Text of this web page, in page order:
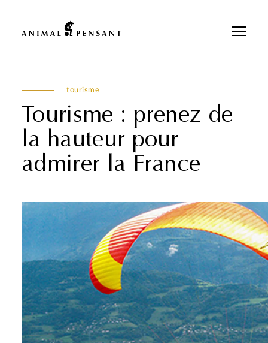
tourisme
Tourisme : prenez de
la hauteur pour
admirer la France